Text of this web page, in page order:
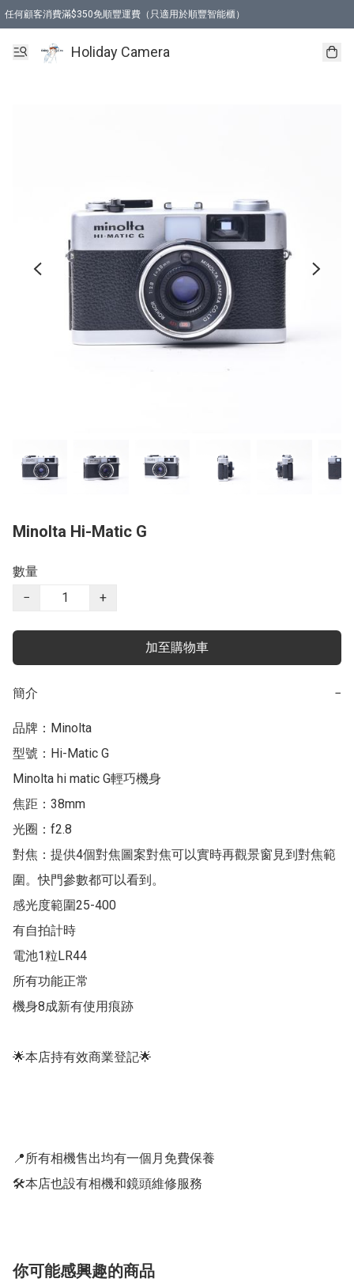
任何顧客消費滿$350免順豐運費（只適用於順豐智能櫃）
Holiday Camera
Minolta Hi-Matic G
數量
−
+
加至購物車
簡介 −
品牌：Minolta
型號：Hi-Matic G
Minolta hi matic G輕巧機身
焦距：38mm
光圈：f2.8
對焦：提供4個對焦圖案對焦可以實時再觀景窗見到對焦範
圍。快門參數都可以看到。
感光度範圍25-400
有自拍計時
電池1粒LR44
所有功能正常
機身8成新有使用痕跡
🌟本店持有效商業登記🌟
📍所有相機售出均有一個月免費保養
🛠️本店也設有相機和鏡頭維修服務
你可能感興趣的商品